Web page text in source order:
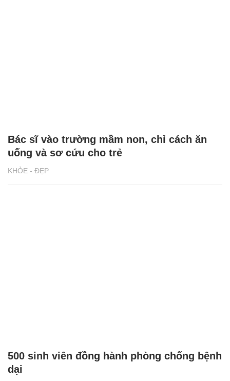
KHỎE - ĐẸP
Bác sĩ vào trường mầm non, chỉ cách ăn
uống và sơ cứu cho trẻ
500 sinh viên đồng hành phòng chống bệnh
dại